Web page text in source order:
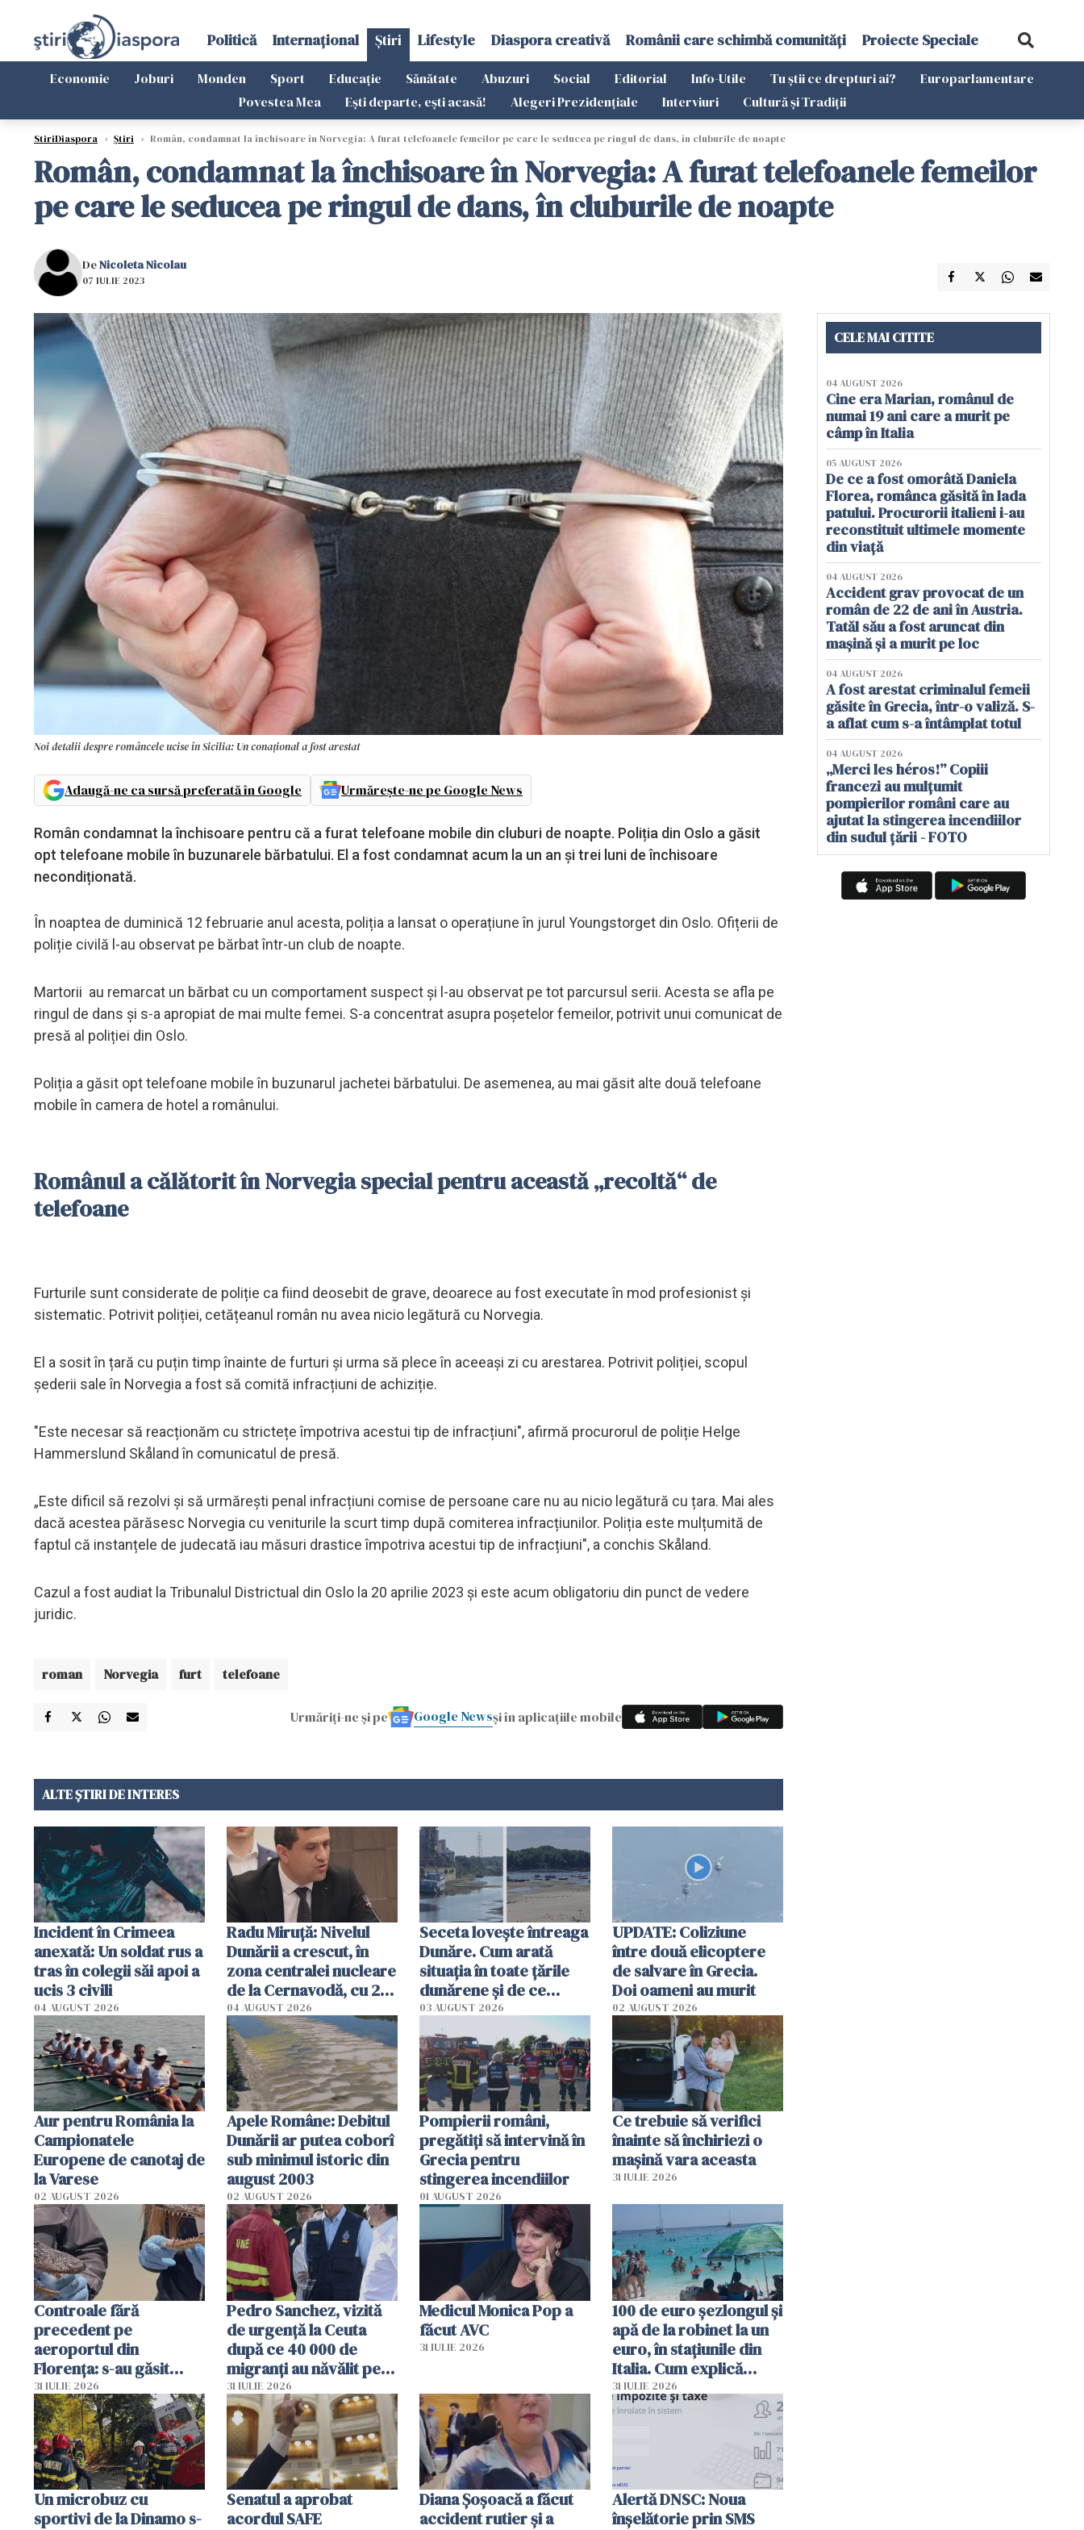
Politică Internațional Știri Lifestyle Diaspora creativă Românii care schimbă comunități Proiecte Speciale
Economie Joburi Monden Sport Educație Sănătate Abuzuri Social Editorial Info-Utile Tu știi ce drepturi ai?
Europarlamentare
Povestea Mea
Ești departe, ești acasă! Alegeri Prezidențiale Interviuri Cultură și Tradiții
StiriDiaspora › Știri › Român, condamnat la închisoare în Norvegia: A furat telefoanele femeilor pe care le seducea pe ringul de dans, în cluburile de noapte
Român, condamnat la închisoare în Norvegia: A furat telefoanele femeilor
pe care le seducea pe ringul de dans, în cluburile de noapte
DeNicoleta Nicolau
07 IULIE 2023
Noi detalii despre româncele ucise în Sicilia: Un conațional a fost arestat
Adaugă-ne ca sursă preferată în Google Urmărește-ne pe Google News
Român condamnat la închisoare pentru că a furat telefoane mobile din cluburi de noapte. Poliția din Oslo a găsit
opt telefoane mobile în buzunarele bărbatului. El a fost condamnat acum la un an și trei luni de închisoare
necondiționată.
În noaptea de duminică 12 februarie anul acesta, poliția a lansat o operațiune în jurul Youngstorget din Oslo. Ofițerii de
poliție civilă l-au observat pe bărbat într-un club de noapte.
Martorii au remarcat un bărbat cu un comportament suspect și l-au observat pe tot parcursul serii. Acesta se afla pe
ringul de dans și s-a apropiat de mai multe femei. S-a concentrat asupra poșetelor femeilor, potrivit unui comunicat de
presă al poliției din Oslo.
Poliția a găsit opt telefoane mobile în buzunarul jachetei bărbatului. De asemenea, au mai găsit alte două telefoane
mobile în camera de hotel a românului.
Românul a călătorit în Norvegia special pentru această „recoltă“ de
telefoane
Furturile sunt considerate de poliție ca fiind deosebit de grave, deoarece au fost executate în mod profesionist și
sistematic. Potrivit poliției, cetățeanul român nu avea nicio legătură cu Norvegia.
El a sosit în țară cu puțin timp înainte de furturi și urma să plece în aceeași zi cu arestarea. Potrivit poliției, scopul
șederii sale în Norvegia a fost să comită infracțiuni de achiziție.
"Este necesar să reacționăm cu strictețe împotriva acestui tip de infracțiuni", afirmă procurorul de poliție Helge
Hammerslund Skåland în comunicatul de presă.
„Este dificil să rezolvi și să urmărești penal infracțiuni comise de persoane care nu au nicio legătură cu țara. Mai ales
dacă acestea părăsesc Norvegia cu veniturile la scurt timp după comiterea infracțiunilor. Poliția este mulțumită de
faptul că instanțele de judecată iau măsuri drastice împotriva acestui tip de infracțiuni", a conchis Skåland.
Cazul a fost audiat la Tribunalul Districtual din Oslo la 20 aprilie 2023 și este acum obligatoriu din punct de vedere
juridic.
roman Norvegia furt telefoane
Urmăriți-ne și pe Google Newsși în aplicațiile mobile
ALTE ȘTIRI DE INTERES
Incident în Crimeea
anexată: Un soldat rus a
tras în colegii săi apoi a
ucis 3 civili
04 AUGUST 2026
Radu Miruţă: Nivelul
Dunării a crescut, în
zona centralei nucleare
de la Cernavodă, cu 2
cm faţă de ziua trecută
04 AUGUST 2026
Seceta lovește întreaga
Dunăre. Cum arată
situația în toate țările
dunărene și de ce
România resimte
efectele, deși a plouat
în iulie
03 AUGUST 2026
UPDATE: Coliziune
între două elicoptere
de salvare în Grecia.
Doi oameni au murit
02 AUGUST 2026
Aur pentru România la
Campionatele
Europene de canotaj de
la Varese
02 AUGUST 2026
Apele Române: Debitul
Dunării ar putea coborî
sub minimul istoric din
august 2003
02 AUGUST 2026
Pompierii români,
pregătiţi să intervină în
Grecia pentru
stingerea incendiilor
01 AUGUST 2026
Ce trebuie să verifici
înainte să închiriezi o
mașină vara aceasta
31 IULIE 2026
Controale fără
precedent pe
aeroportul din
Florența: s-au găsit
capete de aligator și o
sumă imensă de bani
31 IULIE 2026
Pedro Sanchez, vizită
de urgență la Ceuta
după ce 40 000 de
migranți au năvălit pe
teritoriul spaniol: „Vom
mobiliza toate
resursele"
31 IULIE 2026
Medicul Monica Pop a
făcut AVC
31 IULIE 2026
100 de euro șezlongul și
apă de la robinet la un
euro, în stațiunile din
Italia. Cum explică
autoritățile
31 IULIE 2026
Un microbuz cu
sportivi de la Dinamo s-
Senatul a aprobat
acordul SAFE
Diana Șoșoacă a făcut
accident rutier și a
Alertă DNSC: Noua
înșelătorie prin SMS
CELE MAI CITITE
04 AUGUST 2026
Cine era Marian, românul de
numai 19 ani care a murit pe
câmp în Italia
05 AUGUST 2026
De ce a fost omorâtă Daniela
Florea, românca găsită în lada
patului. Procurorii italieni i-au
reconstituit ultimele momente
din viață
04 AUGUST 2026
Accident grav provocat de un
român de 22 de ani în Austria.
Tatăl său a fost aruncat din
mașină și a murit pe loc
04 AUGUST 2026
A fost arestat criminalul femeii
găsite în Grecia, într-o valiză. S-
a aflat cum s-a întâmplat totul
04 AUGUST 2026
„Merci les héros!” Copiii
francezi au mulțumit
pompierilor români care au
ajutat la stingerea incendiilor
din sudul țării - FOTO